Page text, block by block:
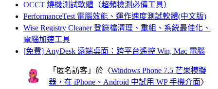
OCCT 燒機測試軟體（超頻檢測必備工具）
PerformanceTest 電腦效能、運作速度測試軟體(中文版)
Wise Registry Cleaner 登錄檔清理、重組、系統最佳化、
電腦加速工具
[免費] AnyDesk 遠端桌面：跨平台遙控 Win, Mac 電腦
「 匿名訪客 」於〈Windows Phone 7.5 芒果模擬
器，在 iPhone、Android 中試用 WP 手機介面〉